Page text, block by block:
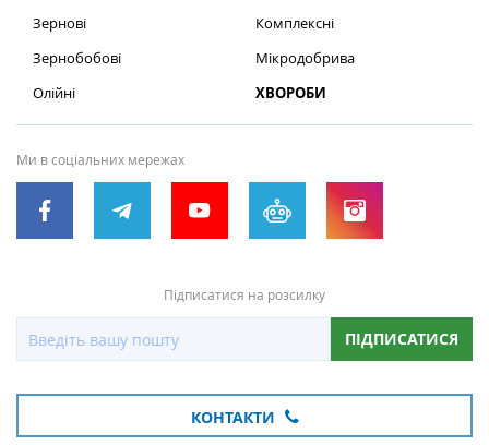
Зернові
Зернобобові
Олійні
Комплексні
Мікродобрива
ХВОРОБИ
Ми в соціальних мережах
Підписатися на розсилку
ПІДПИСАТИСЯ
КОНТАКТИ